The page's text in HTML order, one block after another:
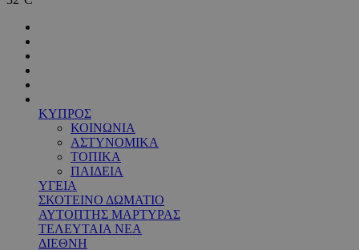
ΚΥΠΡΟΣ
ΚΟΙΝΩΝΙΑ
ΑΣΤΥΝΟΜΙΚΑ
ΤΟΠΙΚΑ
ΠΑΙΔΕΙΑ
ΥΓΕΙΑ
ΣΚΟΤΕΙΝΟ ΔΩΜΑΤΙΟ
ΑΥΤΟΠΤΗΣ ΜΑΡΤΥΡΑΣ
ΤΕΛΕΥΤΑΙΑ ΝΕΑ
ΔΙΕΘΝΗ